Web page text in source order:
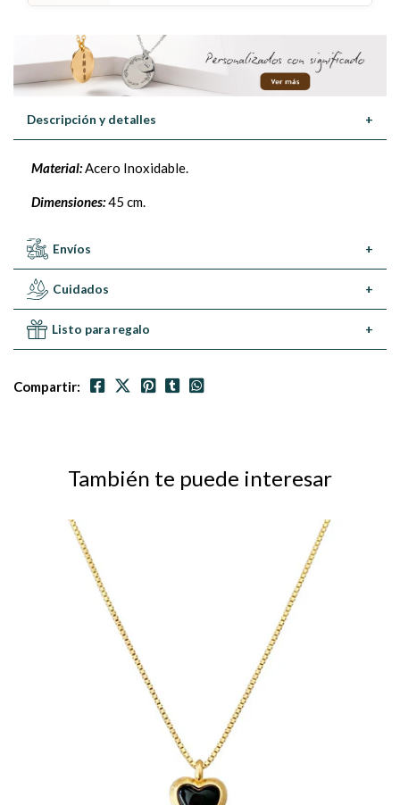
Descripción y detalles +
Material:Acero Inoxidable.
Dimensiones:45 cm.
Envíos +
Cuidados +
Listo para regalo +
Compartir:
También te puede interesar